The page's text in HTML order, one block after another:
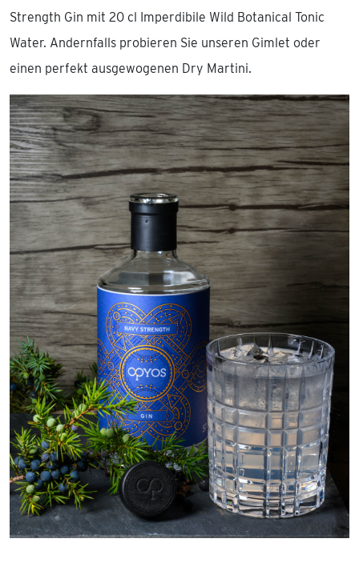
Strength Gin mit 20 cl Imperdibile Wild Botanical Tonic
Water. Andernfalls probieren Sie unseren Gimlet oder
einen perfekt ausgewogenen Dry Martini.